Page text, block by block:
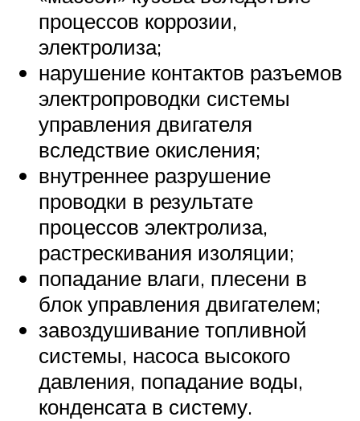
процессов коррозии,
электролиза;
нарушение контактов разъемов
электропроводки системы
управления двигателя
вследствие окисления;
внутреннее разрушение
проводки в результате
процессов электролиза,
растрескивания изоляции;
попадание влаги, плесени в
блок управления двигателем;
завоздушивание топливной
системы, насоса высокого
давления, попадание воды,
конденсата в систему.